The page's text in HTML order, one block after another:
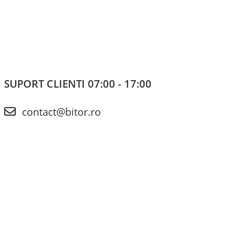
SUPORT CLIENTI 07:00 - 17:00
contact@bitor.ro